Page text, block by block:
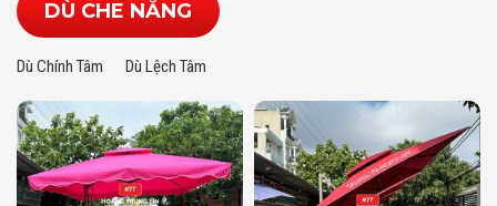
DÙ CHE NẮNG
Dù Chính Tâm Dù Lệch Tâm